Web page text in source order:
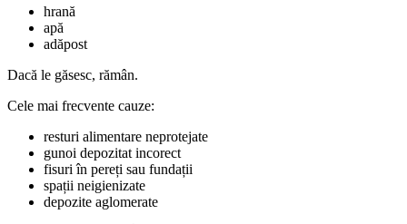
hrană
apă
adăpost
Dacă le găsesc, rămân.
Cele mai frecvente cauze:
resturi alimentare neprotejate
gunoi depozitat incorect
fisuri în pereți sau fundații
spații neigienizate
depozite aglomerate